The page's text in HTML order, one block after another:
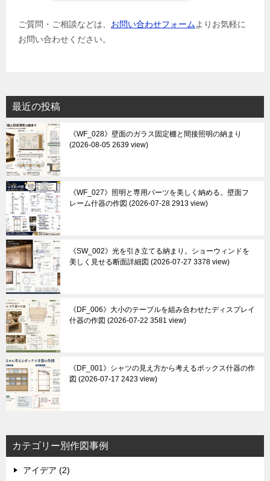
ご質問・ご相談などは、 お問い合わせフォームよりお気軽に
お問い合わせください。
最近の投稿
《WF_028》壁面のガラス固定棚と間接照明の納まり
2026-08-05 2639 view
《WF_027》照明と専用パーツを美しく納める。壁面フ
レーム什器の作図
2026-07-28 2913 view
《SW_002》光を引き立てる納まり。ショーウィンドを
美しく見せる断面詳細図
2026-07-27 3378 view
《DF_006》大小のテーブルを組み合わせたディスプレイ
什器の作図
2026-07-22 3581 view
《DF_001》シャツの見え方から考えるボックス什器の作
図
2026-07-17 2423 view
カテゴリー別作図事例
アイデア (2)